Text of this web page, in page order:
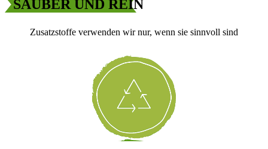
SAUBER UND REIN
Zusatzstoffe verwenden wir nur, wenn sie sinnvoll sind